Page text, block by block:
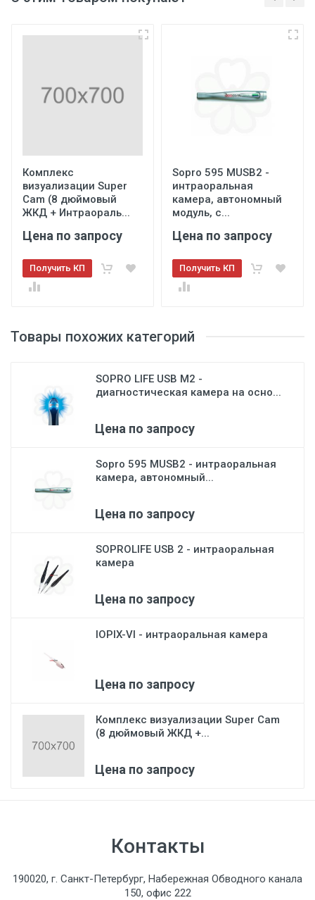
Товары похожих категорий
SOPRO LIFE USB M2 -
диагностическая камера на осно...
Цена по запросу
Sopro 595 MUSB2 - интраоральная
камера, автономный...
Цена по запросу
SOPROLIFE USB 2 - интраоральная
камера
Цена по запросу
IOPIX-VI - интраоральная камера
Цена по запросу
Комплекс визуализации Super Cam
(8 дюймовый ЖКД +...
Цена по запросу
Комплекс
визуализации Super
Cam (8 дюймовый
ЖКД + Интраораль...
Цена по запросу
Получить КП
Sopro 595 MUSB2 -
интраоральная
камера, автономный
модуль, с...
Цена по запросу
Получить КП
Контакты
190020, г. Санкт-Петербург, Набережная Обводного канала
150, офис 222